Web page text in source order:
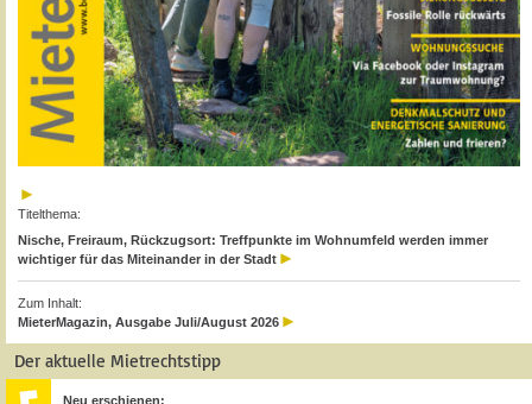
Titelthema:
Nische, Freiraum, Rückzugsort: Treffpunkte im Wohnumfeld werden immer
wichtiger für das Miteinander in der Stadt
Zum Inhalt:
MieterMagazin, Ausgabe Juli/August 2026
Der aktuelle Mietrechtstipp
Neu erschienen: